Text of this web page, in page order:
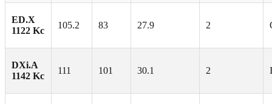
ED.X
1122 Kc
105.2 83 27.9 2
DXi.A
1142 Kc
111 101 30.1 2